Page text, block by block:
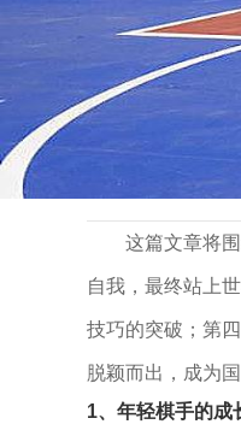
> 公司动态>
年轻棋手逆袭
2026 .02 .24
这篇文章将
自我，最终站上
技巧的突破；第
脱颖而出，成为
1、年轻棋手的成